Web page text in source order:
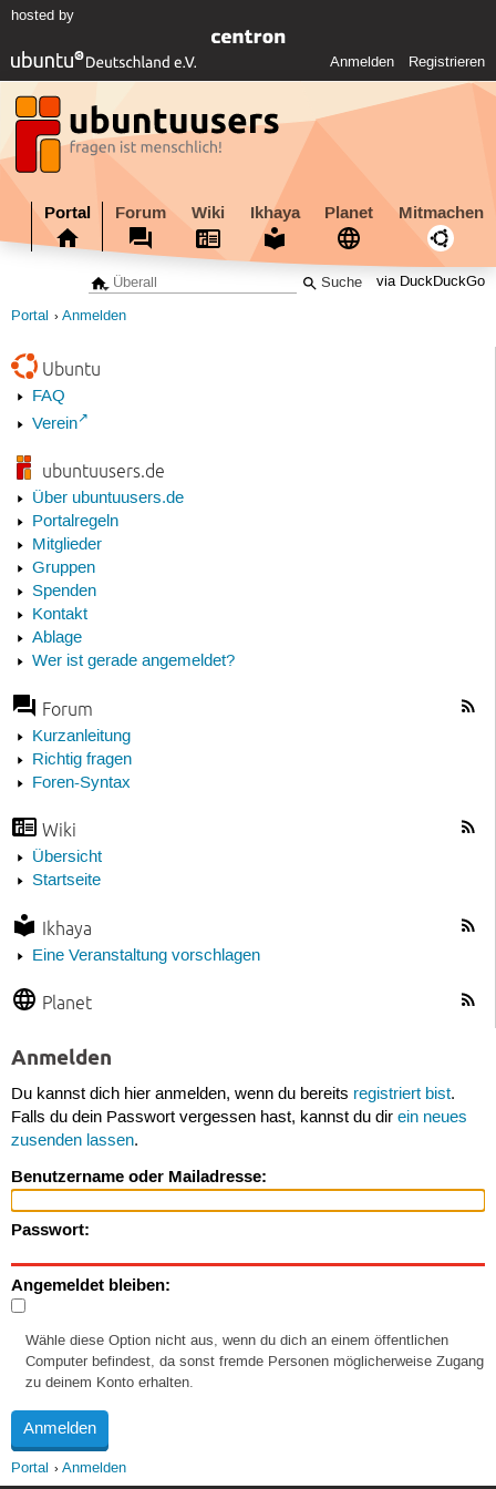
hosted by
Anmelden Registrieren
Portal Forum Wiki Ikhaya Planet Mitmachen
via DuckDuckGo
Portal Anmelden
Ubuntu
FAQ
Verein
ubuntuusers.de
Über ubuntuusers.de
Portalregeln
Mitglieder
Gruppen
Spenden
Kontakt
Ablage
Wer ist gerade angemeldet?
Forum
Kurzanleitung
Richtig fragen
Foren-Syntax
Wiki
Übersicht
Startseite
Ikhaya
Eine Veranstaltung vorschlagen
Planet
Anmelden
Du kannst dich hier anmelden, wenn du bereits registriert bist.
Falls du dein Passwort vergessen hast, kannst du dir ein neues
zusenden lassen.
Benutzername oder Mailadresse:
Passwort:
Angemeldet bleiben:
Wähle diese Option nicht aus, wenn du dich an einem öffentlichen
Computer befindest, da sonst fremde Personen möglicherweise Zugang
zu deinem Konto erhalten.
Portal Anmelden